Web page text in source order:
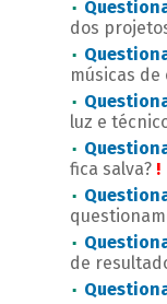
dos
músicas de
luz e
fica salva? !
de